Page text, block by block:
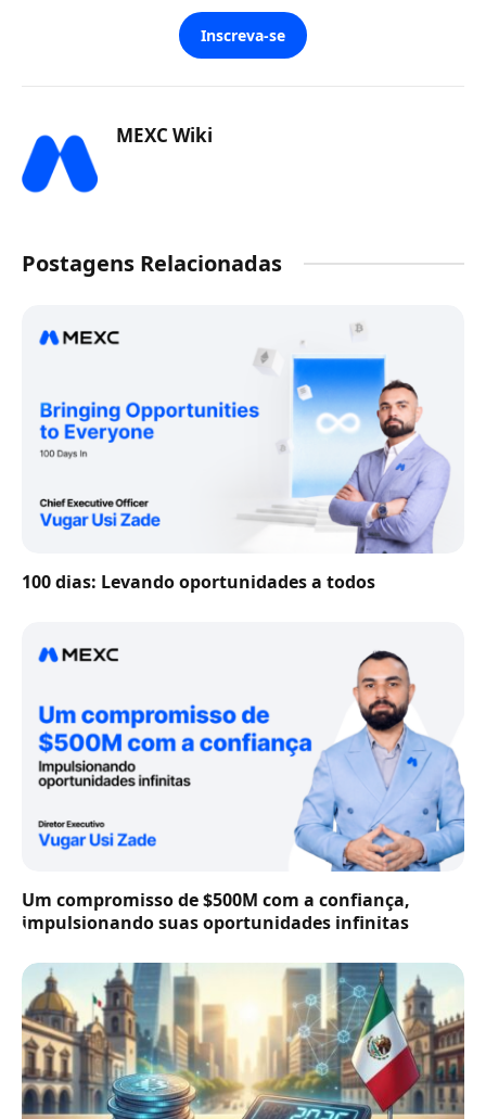
Inscreva-se
MEXC Wiki
Postagens Relacionadas
100 dias: Levando oportunidades a todos
Um compromisso de $500M com a confiança,
impulsionando suas oportunidades infinitas